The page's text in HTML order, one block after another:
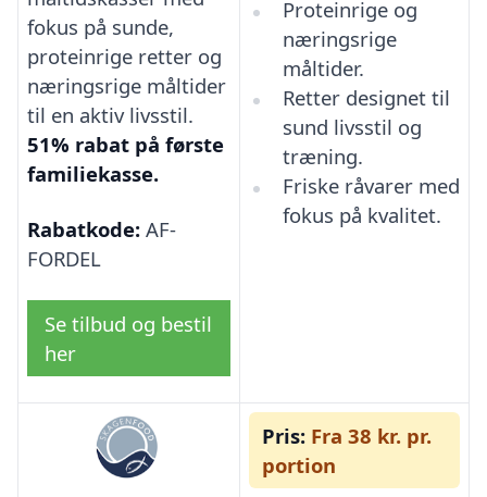
fokus på sunde,
proteinrige retter og
næringsrige måltider
til en aktiv livsstil.
51% rabat på første
familiekasse.
Rabatkode: AF-
FORDEL
Se tilbud og bestil
her
Proteinrige og
næringsrige
måltider.
Retter designet til
sund livsstil og
træning.
Friske råvarer med
fokus på kvalitet.
Pris: Fra 38 kr. pr.
portion